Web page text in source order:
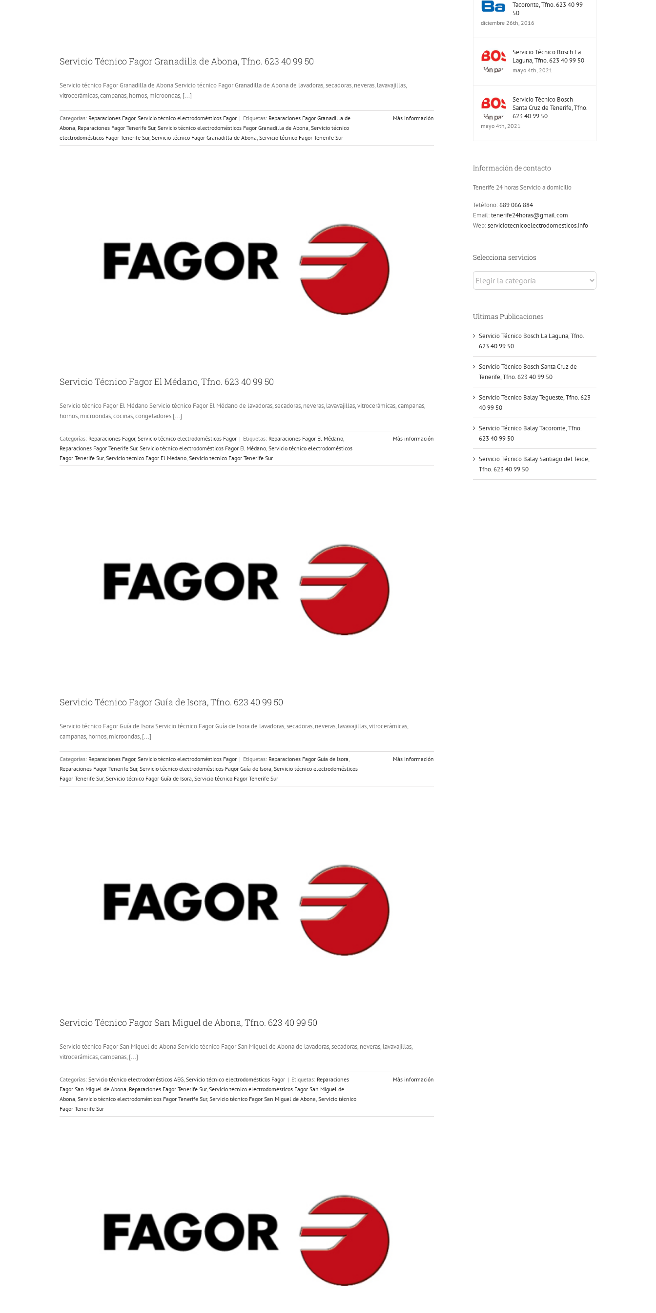
Servicio Técnico Fagor Granadilla de Abona, Tfno. 623 40 99 50
Servicio técnico Fagor Granadilla de Abona Servicio técnico Fagor Granadilla de Abona de lavadoras, secadoras, neveras, lavavajillas,
vitrocerámicas, campanas, hornos, microondas, [...]
Categorías: Reparaciones Fagor, Servicio técnico electrodomésticos Fagor | Etiquetas: Reparaciones Fagor Granadilla de
Abona Reparaciones Fagor Tenerife Sur, Servicio técnico electrodomésticos Fagor Granadilla de Abona Servicio técnico
electrodomésticos Fagor Tenerife Sur, Servicio técnico Fagor Granadilla de Abona Servicio técnico Fagor Tenerife Sur
Más información
Servicio Técnico Fagor El Médano, Tfno. 623 40 99 50
Servicio técnico Fagor El Médano Servicio técnico Fagor El Médano de lavadoras, secadoras, neveras, lavavajillas, vitrocerámicas, campanas,
hornos, microondas, cocinas, congeladores [...]
Categorías: Reparaciones Fagor, Servicio técnico electrodomésticos Fagor | Etiquetas: Reparaciones Fagor El Médano
Reparaciones Fagor Tenerife Sur, Servicio técnico electrodomésticos Fagor El Médano Servicio técnico electrodomésticos
Fagor Tenerife Sur, Servicio técnico Fagor El Médano Servicio técnico Fagor Tenerife Sur
Más información
Servicio Técnico Fagor Guía de Isora, Tfno. 623 40 99 50
Servicio técnico Fagor Guía de Isora Servicio técnico Fagor Guía de Isora de lavadoras, secadoras, neveras, lavavajillas, vitrocerámicas,
campanas, hornos, microondas, [...]
Categorías: Reparaciones Fagor, Servicio técnico electrodomésticos Fagor | Etiquetas: Reparaciones Fagor Guía de Isora
Reparaciones Fagor Tenerife Sur, Servicio técnico electrodomésticos Fagor Guía de Isora Servicio técnico electrodomésticos
Fagor Tenerife Sur, Servicio técnico Fagor Guía de Isora Servicio técnico Fagor Tenerife Sur
Más información
Servicio Técnico Fagor San Miguel de Abona, Tfno. 623 40 99 50
Servicio técnico Fagor San Miguel de Abona Servicio técnico Fagor San Miguel de Abona de lavadoras, secadoras, neveras, lavavajillas,
vitrocerámicas, campanas, [...]
Categorías: Servicio técnico electrodomésticos AEG Servicio técnico electrodomésticos Fagor | Etiquetas: Reparaciones
Fagor San Miguel de Abona Reparaciones Fagor Tenerife Sur, Servicio técnico electrodomésticos Fagor San Miguel de
Abona Servicio técnico electrodomésticos Fagor Tenerife Sur, Servicio técnico Fagor San Miguel de Abona Servicio técnico
Fagor Tenerife Sur
Más información
Tacoronte, Tfno. 623 40 99
50
diciembre 26th, 2016
Servicio Técnico Bosch La
Laguna, Tfno. 623 40 99 50
mayo 4th, 2021
Servicio Técnico Bosch
Santa Cruz de Tenerife, Tfno.
623 40 99 50
mayo 4th, 2021
Información de contacto
Tenerife 24 horas Servicio a domicilio
Teléfono:689 066 884
Email:tenerife24horas@gmail.com
Web:serviciotecnicoelectrodomesticos.info
Selecciona servicios
Selecciona
servicios
Ultimas Publicaciones
Servicio Técnico Bosch La Laguna, Tfno.
623 40 99 50
Servicio Técnico Bosch Santa Cruz de
Tenerife, Tfno. 623 40 99 50
Servicio Técnico Balay Tegueste, Tfno. 623
40 99 50
Servicio Técnico Balay Tacoronte, Tfno.
623 40 99 50
Servicio Técnico Balay Santiago del Teide,
Tfno. 623 40 99 50